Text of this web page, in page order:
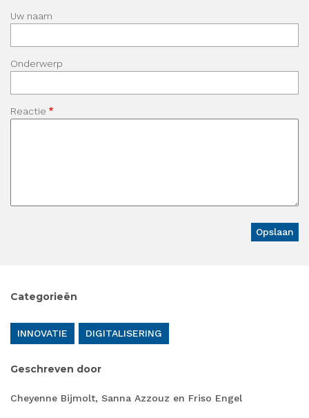
Uw naam
Onderwerp
Reactie
Categorieën
INNOVATIE DIGITALISERING
Geschreven door
Cheyenne Bijmolt, Sanna Azzouz en Friso Engel